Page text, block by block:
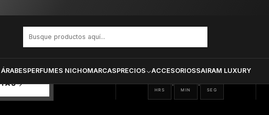
PERFUMES NICHOMARCASPRECIOS ACCESORIOSSAIRAM LUXURY
20
HRS
: 51
MIN
: 38
SEG